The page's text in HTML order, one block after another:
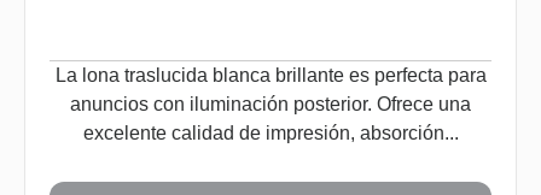
La lona traslucida blanca brillante es perfecta para
anuncios con iluminación posterior. Ofrece una
excelente calidad de impresión, absorción...